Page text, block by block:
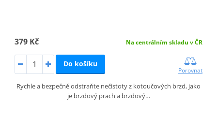
379 Kč Na centrálním skladu v ČR
Do košíku
Porovnat
Rychle a bezpečně odstraňte nečistoty z kotoučových brzd, jako
je brzdový prach a brzdový…